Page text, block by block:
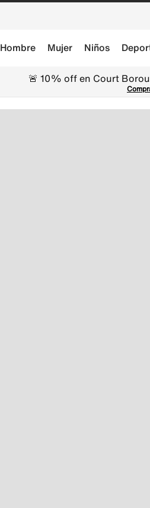
Hombre Mujer Niños
🚨 10% off en Court